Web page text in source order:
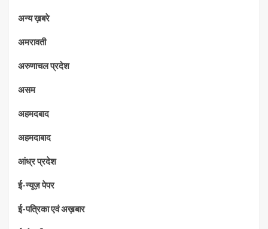
अन्य ख़बरे
अमरावती
अरुणाचल प्रदेश
असम
अहमदबाद
अहमदाबाद
आंध्र प्रदेश
ई-न्यूज़ पेपर
ई-पत्रिका एवं अख़बार